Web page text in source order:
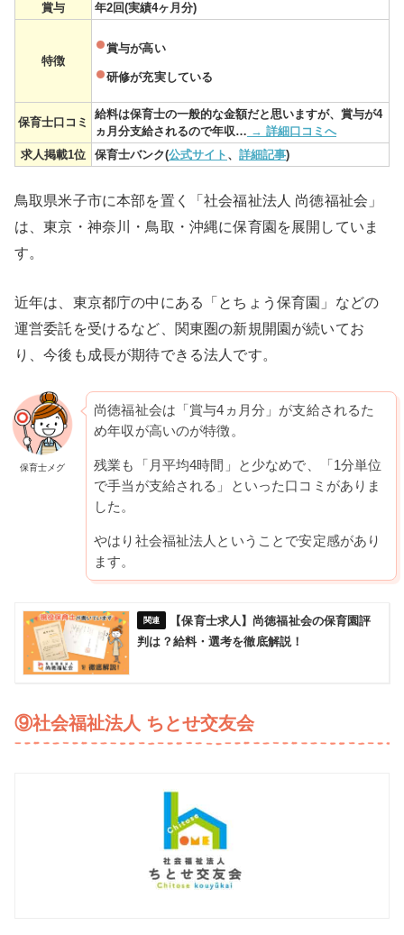
賞与
年2回(実績4ヶ月分)
特徴
賞与が高い
研修が充実している
保育士口コミ
給料は保育士の一般的な金額だと思いますが、賞与が4
ヵ月分支給されるので年収… → 詳細口コミへ
求人掲載1位
保育士バンク(公式サイト 、 詳細記事)
鳥取県米子市に本部を置く「社会福祉法人 尚徳福祉会」
は、東京・神奈川・鳥取・沖縄に保育園を展開していま
す。
近年は、東京都庁の中にある「とちょう保育園」などの
運営委託を受けるなど、関東圏の新規開園が続いてお
り、今後も成長が期待できる法人です。
保育士メグ
尚徳福祉会は「賞与4ヵ月分」が支給されるた
め年収が高いのが特徴。
残業も「月平均4時間」と少なめで、「1分単位
で手当が支給される」といった口コミがありま
した。
やはり社会福祉法人ということで安定感があり
ます。
【保育士求人】尚徳福祉会の保育園評
判は？給料・選考を徹底解説！
⑨社会福祉法人 ちとせ交友会